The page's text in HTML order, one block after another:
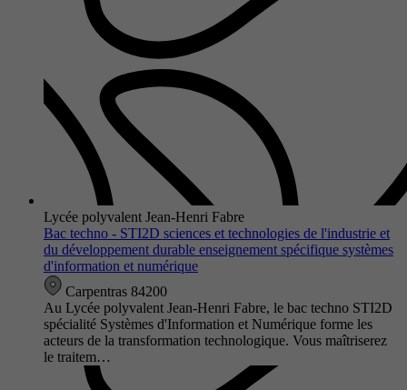
Lycée polyvalent Jean-Henri Fabre
Bac techno - STI2D sciences et technologies de l'industrie et
du développement durable enseignement spécifique systèmes
d'information et numérique
Carpentras 84200
Au Lycée polyvalent Jean-Henri Fabre, le bac techno STI2D
spécialité Systèmes d'Information et Numérique forme les
acteurs de la transformation technologique. Vous maîtriserez
le traitem…